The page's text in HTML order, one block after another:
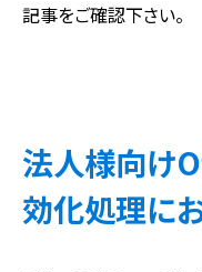
記事をご確認下さい。
法人様向け
効化処理に